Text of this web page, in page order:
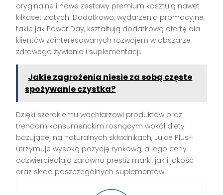
oryginalne i nowe zestawy premium kosztują nawet
kilkaset złotych. Dodatkowo, wydarzenia promocyjne,
takie jak Power Day, kształtują dodatkową ofertę dla
klientów zainteresowanych rozwojem w obszarze
zdrowego żywienia i suplementacji.
Jakie zagrożenia niesie za sobą częste
spożywanie czystka?
Dzięki szerokiemu wachlarzowi produktów oraz
trendom konsumenckim rosnącym wokół diety
bazującej na naturalnych składnikach, Juice Plus+
utrzymuje wysoką pozycję rynkową, a jego ceny
odzwierciedlają zarówno prestiż marki, jak i jakość
oraz skład poszczególnych suplementów.